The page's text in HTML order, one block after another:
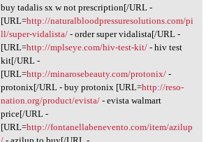
buy tadalis sx w not prescription[/URL -
[URL=http://naturalbloodpressuresolutions.com/pi
ll/super-vidalista/- order super vidalista[/URL -
[URL=http://mplseye.com/hiv-test-kit/- hiv test
kit[/URL -
[URL=http://minarosebeauty.com/protonix/-
protonix[/URL - buy protonix [URL=http://reso-
nation.org/product/evista/- evista walmart
price[/URL -
[URL=http://fontanellabenevento.com/item/azilup